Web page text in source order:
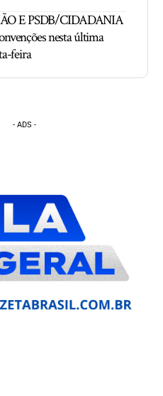
E PSDB/CIDADANIA
nesta última
feira
- ADS -